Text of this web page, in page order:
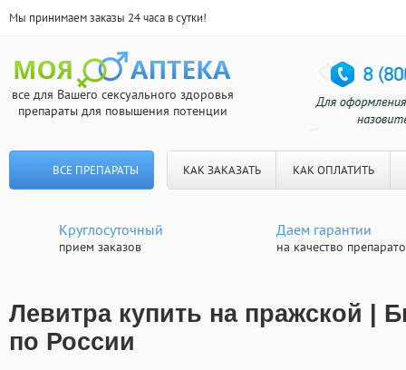
Мы принимаем заказы 24 часа в сутки!
все для Вашего сексуального здоровья
препараты для повышения потенции
ВСЕ ПРЕПАРАТЫ КАК ЗАКАЗАТЬ КАК ОПЛАТИТЬ
Круглосуточный
прием заказов
Даем гарантии
на качество
Левитра купить на пражской |
по России